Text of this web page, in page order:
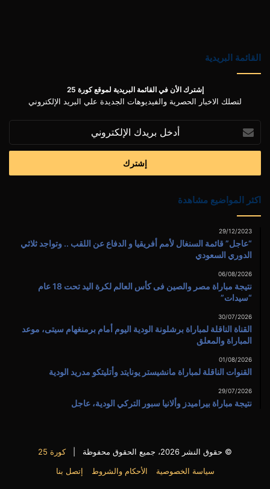
القائمة البريدية
إشترك الأن في القائمة البريدية لموقع كورة 25
لتصلك الاخبار الحصرية والفيديوهات الجديدة علي البريد الإلكتروني
بريدك
الإلكتروني
اكثر المواضيع مشاهدة
29/12/2023
“عاجل” قائمة السنغال لأمم أفريقيا و الدفاع عن اللقب .. وتواجد ثلاثي
الدوري السعودي
06/08/2026
نتيجة مباراة مصر والصين فى كأس العالم لكرة اليد تحت 18 عام
“سيدات”
30/07/2026
القناة الناقلة لمباراة برشلونة الودية اليوم أمام برمنغهام سيتى، موعد
المباراة والمعلق
01/08/2026
القنوات الناقلة لمباراة مانشيستر يونايتد وأتليتكو مدريد الودية
29/07/2026
نتيجة مباراة بيراميدز وألانيا سبور التركي الودية، عاجل
© حقوق النشر 2026، جميع الحقوق محفوظة |
كورة 25
سياسة الخصوصية
الأحكام والشروط إتصل بنا